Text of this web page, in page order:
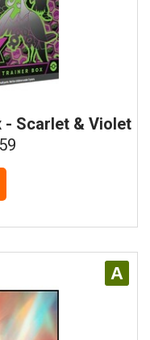
- Scarlet & Violet
A